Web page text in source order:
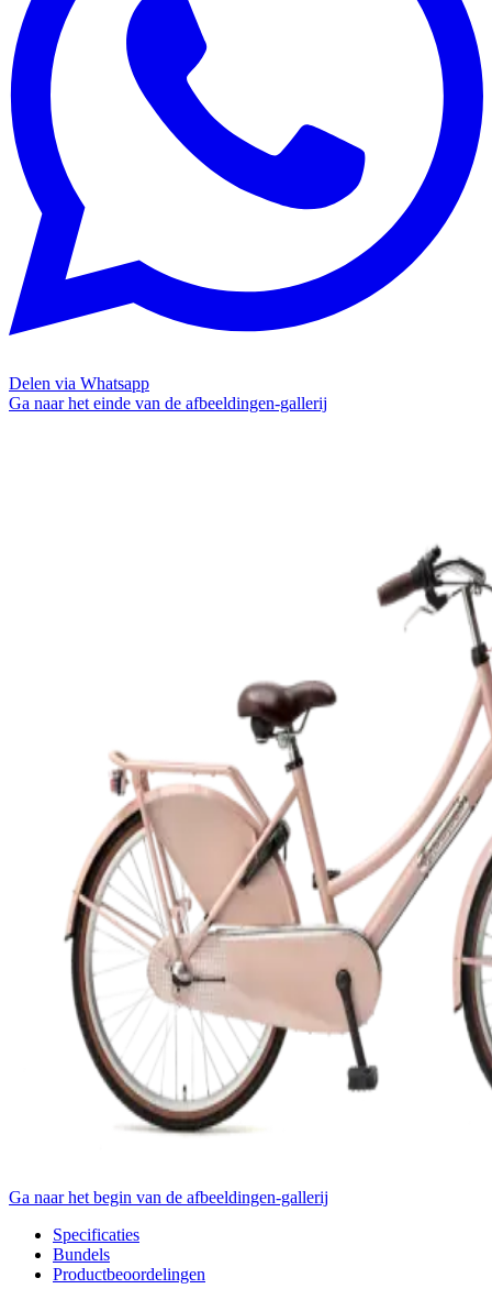
Delen via Whatsapp
Ga naar het einde van de afbeeldingen-gallerij
Ga naar het begin van de afbeeldingen-gallerij
Specificaties
Bundels
Productbeoordelingen